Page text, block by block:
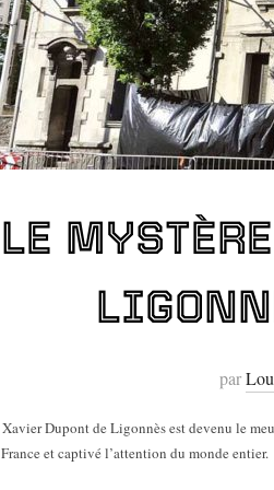
LE
par
Xavier Dupont de Ligonnès est devenu le
France et captivé l’attention du monde